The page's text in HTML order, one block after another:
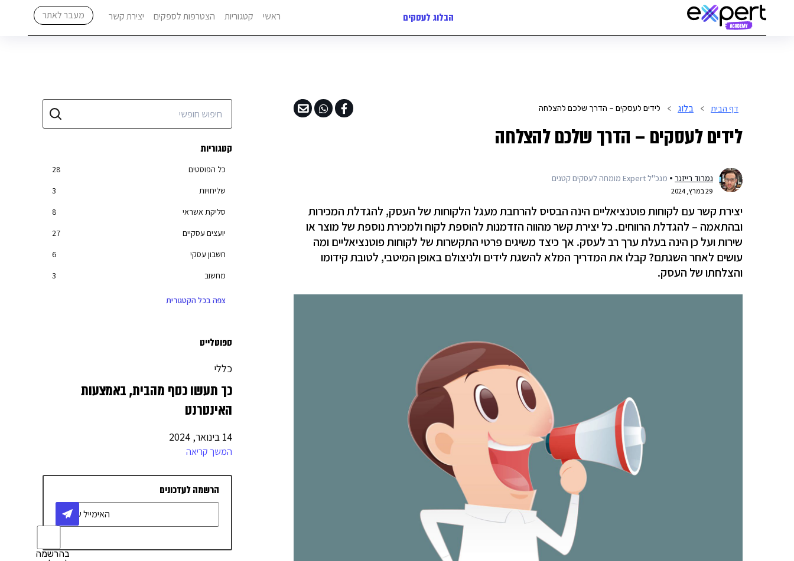
הבלוג לעסקים ראשי קטגוריות הצטרפות לספקים יצירת קשר מעבר לאתר
דף הבית > בלוג > לידים לעסקים – הדרך שלכם להצלחה
לידים לעסקים – הדרך שלכם להצלחה
נמרוד רייזנר מנכ"ל Expert מומחה לעסקים קטנים
29 במרץ, 2024
יצירת קשר עם לקוחות פוטנציאליים הינה הבסיס להרחבת מעגל הלקוחות של העסק, להגדלת המכירות
ובהתאמה – להגדלת הרווחים. כל יצירת קשר מהווה הזדמנות להוספת לקוח ולמכירת נוספת של מוצר או
שירות ועל כן הינה בעלת ערך רב לעסק. אך כיצד משיגים פרטי התקשרות של לקוחות פוטנציאליים ומה
עושים לאחר השגתם? קבלו את המדריך המלא להשגת לידים ולניצולם באופן המיטבי, לטובת קידומו
והצלחתו של העסק.
קטגוריות
כל הפוסטים
28
שליחויות
3
סליקת אשראי
8
יועצים עסקיים
27
חשבון עסקי
6
מחשוב
3
בניית אתרים
מימון והלוואות
רישיונות לעסקים
מתווכים מסחריים
חנויות סחר אלקטרוני
תוכנות לעסק
11
צפה בכל הקטגורית
ספוטלייט
כללי
כך תעשו כסף מהבית, באמצעות
האינטרנט
14 בינואר, 2024
המשך קריאה
הרשמה לעדכונים
בהרשמה